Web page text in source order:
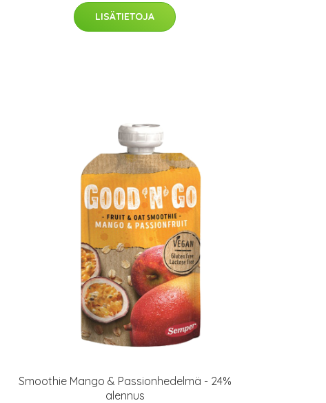
LISÄTIETOJA
Smoothie Mango & Passionhedelmä - 24%
alennus